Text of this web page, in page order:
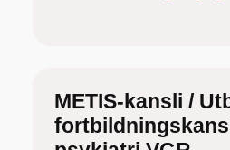
METIS-kansli /